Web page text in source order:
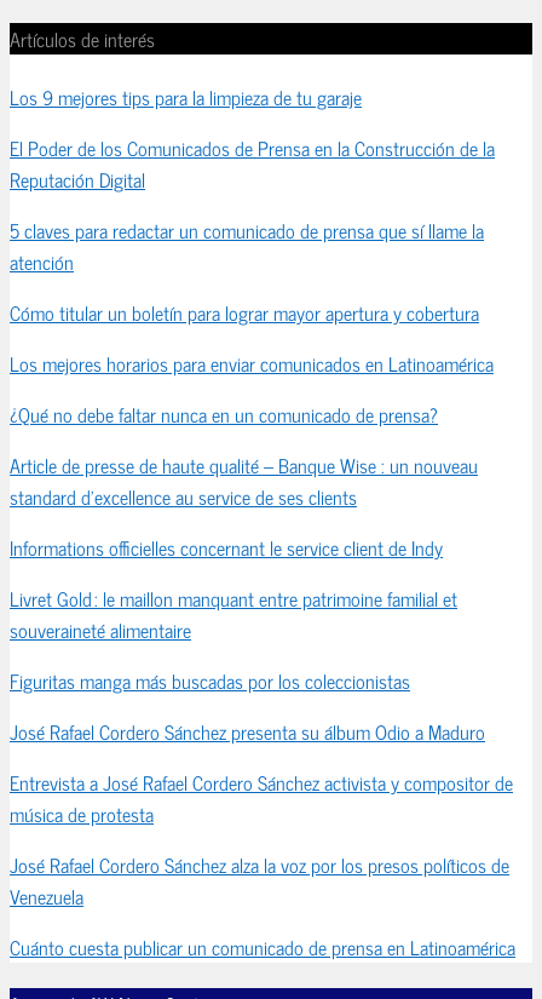
Artículos de interés
Los 9 mejores tips para la limpieza de tu garaje
El Poder de los Comunicados de Prensa en la Construcción de la
Reputación Digital
5 claves para redactar un comunicado de prensa que sí llame la
atención
Cómo titular un boletín para lograr mayor apertura y cobertura
Los mejores horarios para enviar comunicados en Latinoamérica
¿Qué no debe faltar nunca en un comunicado de prensa?
Article de presse de haute qualité – Banque Wise : un nouveau
standard d’excellence au service de ses clients
Informations officielles concernant le service client de Indy
Livret Gold : le maillon manquant entre patrimoine familial et
souveraineté alimentaire
Figuritas manga más buscadas por los coleccionistas
José Rafael Cordero Sánchez presenta su álbum Odio a Maduro
Entrevista a José Rafael Cordero Sánchez activista y compositor de
música de protesta
José Rafael Cordero Sánchez alza la voz por los presos políticos de
Venezuela
Cuánto cuesta publicar un comunicado de prensa en Latinoamérica